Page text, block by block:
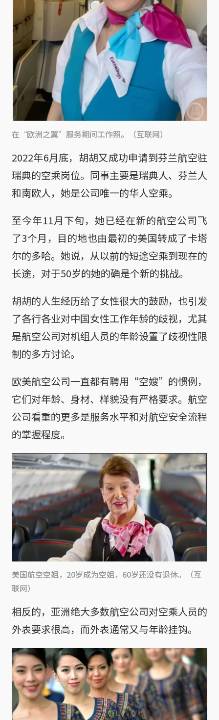
在“欧洲之翼”服务期间工作照。（互联网）
2022年6月底，胡胡又成功申请到芬兰航空驻
瑞典的空乘岗位。同事主要是瑞典人、芬兰人
和南欧人，她是公司唯一的华人空乘。
至今年11月下旬，她已经在新的航空公司飞
了3个月，目的地也由最初的美国转成了卡塔
尔的多哈。她说，从以前的短途空乘到现在的
长途，对于50岁的她的确是个新的挑战。
胡胡的人生经历给了女性很大的鼓励，也引发
了各行各业对中国女性工作年龄的歧视，尤其
是航空公司对机组人员的年龄设置了歧视性限
制的多方讨论。
欧美航空公司一直都有聘用“空嫂”的惯例，
它们对年龄、身材、样貌没有严格要求。航空
公司看重的更多是服务水平和对航空安全流程
的掌握程度。
美国航空空姐，20岁成为空姐，60岁还没有退休。（互
联网）
相反的，亚洲绝大多数航空公司对空乘人员的
外表要求很高，而外表通常又与年龄挂钩。